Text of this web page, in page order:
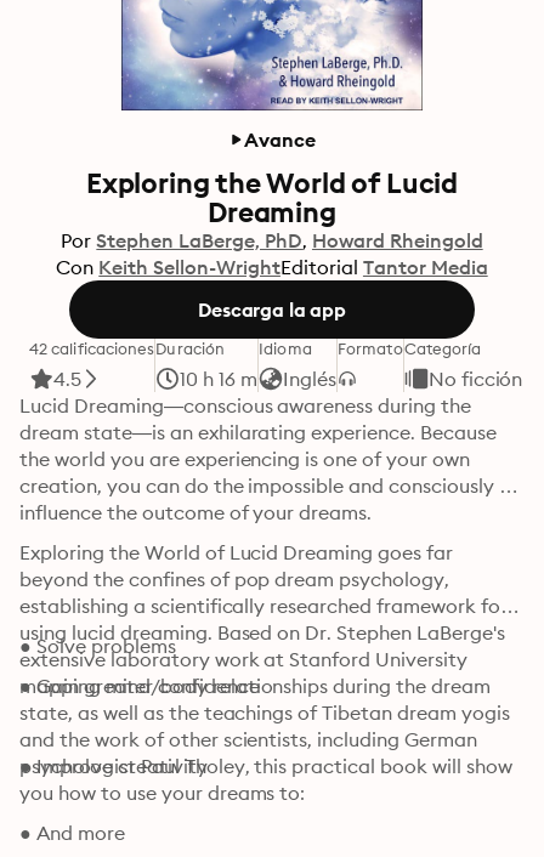
Avance
Exploring the World of Lucid
Dreaming
Por Stephen LaBerge, PhD Howard Rheingold
Con Keith Sellon-WrightEditorial Tantor Media
Descarga la app
42 calificaciones
4.5
Duración
10 h 16 m
Idioma
Inglés
FormatoCategoría
No ficción
Lucid Dreaming—conscious awareness during the
dream state—is an exhilarating experience. Because
the world you are experiencing is one of your own
creation, you can do the impossible and consciously
influence the outcome of your dreams.
Exploring the World of Lucid Dreaming goes far
beyond the confines of pop dream psychology,
establishing a scientifically researched framework for
using lucid dreaming. Based on Dr. Stephen LaBerge's
extensive laboratory work at Stanford University
mapping mind/body relationships during the dream
state, as well as the teachings of Tibetan dream yogis
and the work of other scientists, including German
psychologist Paul Tholey, this practical book will show
you how to use your dreams to:
● Solve problems
● Gain greater confidence
● Improve creativity
● And more